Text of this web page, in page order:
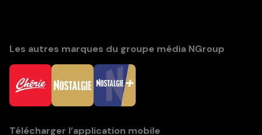
Les autres marques du groupe média NGroup
Télécharger l’application mobile